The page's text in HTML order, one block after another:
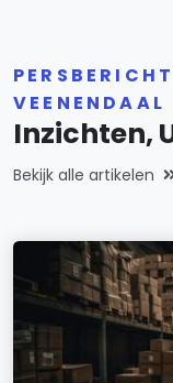
VEENENDAAL
Inzichten,
Bekijk alle artikelen